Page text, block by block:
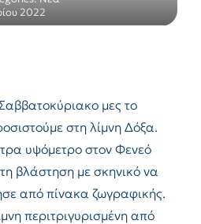
2022
μες το
στη λίμνη Δόξα.
υψόμετρο στον Φενεό
βλάστηση με σκηνικό να
από πίνακα ζωγραφικής.
περιτριγυρισμένη από